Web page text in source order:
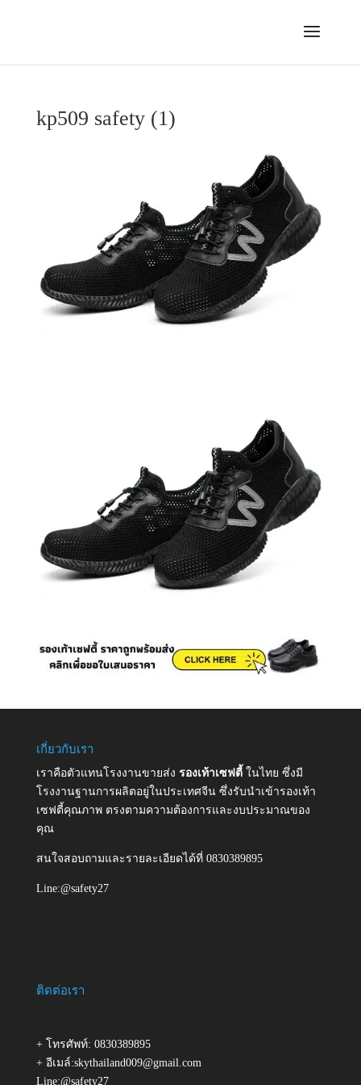
kp509 safety (1)
เกี่ยวกับเรา
เราคือตัวแทนโรงงานขายส่ง รองเท้าเซฟตี้ ในไทย ซึ่งมี
โรงงานฐานการผลิตอยู่ในประเทศจีน ซึ่งรับนำเข้ารองเท้า
เซฟตี้คุณภาพ ตรงตามความต้องการและงบประมาณของ
คุณ
สนใจสอบถามและรายละเอียดได้ที่ 0830389895
Line:@safety27
ติดต่อเรา
+ โทรศัพท์: 0830389895
+ อีเมล์:skythailand009@gmail.com
Line:@safety27